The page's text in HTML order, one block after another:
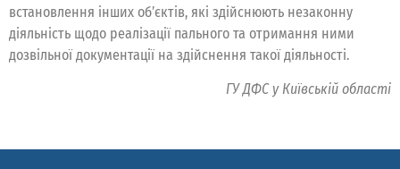
встановлення інших об’єктів, які здійснюють незаконну
діяльність щодо реалізації пального та отримання ними
дозвільної документації на здійснення такої діяльності.
ГУ ДФС у Київській області